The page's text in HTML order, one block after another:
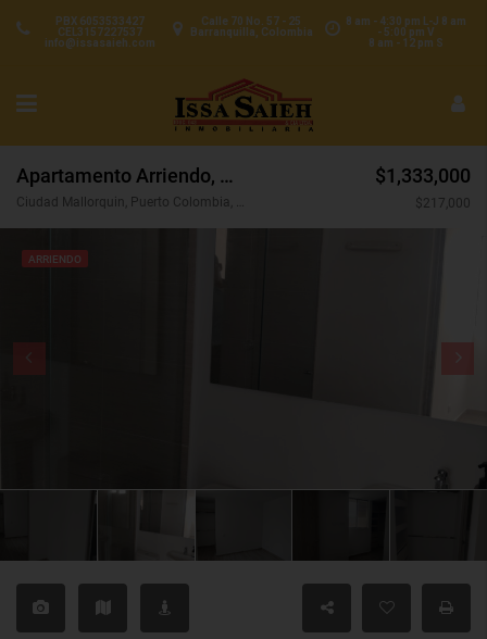
8 am - 4:30 pm L-J 8 am
- 5:00 pm V
8 am - 12 pm S
Calle 70 No. 57 - 25
Barranquilla, Colombia
PBX 6053533427
CEL3157227537
info@issasaieh.com
Apartamento Arriendo, Ciudad Mallorquin, Puerto Colombia (31652)
Ciudad Mallorquin, Puerto Colombia, Atlántico, Colombia
$1,333,000
$217,000
ARRIENDO